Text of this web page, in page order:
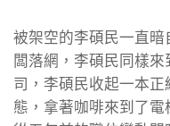
被架空的李碩民一直
闆落網，李碩民同樣
司，李碩民收起一本
態，拿著咖啡來到了